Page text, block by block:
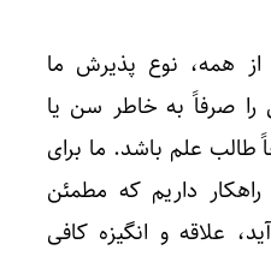
همه، نوع پذیرش ما
صرفاً به خاطر سن یا
طالب علم باشد. ما برای
داریم که مطمئن
علاقه و انگیزه کافی